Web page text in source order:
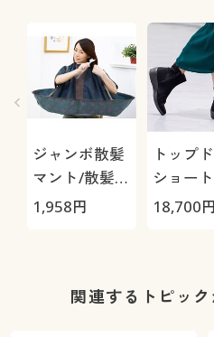
ジャンボ散髪
マント/散髪・
毛染め 服や床
1,958円
トップ
ショー
ツ
18,700円
関連するトピッ